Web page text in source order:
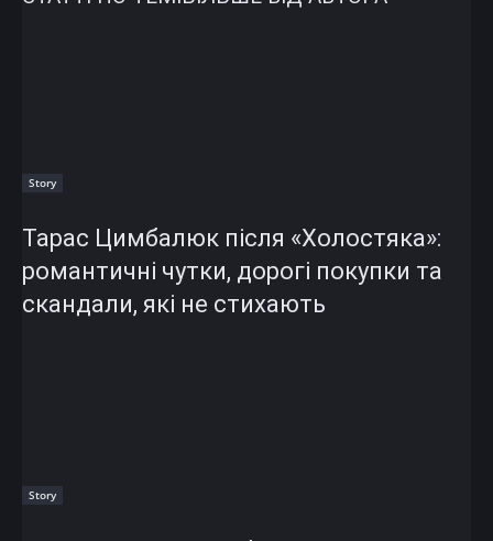
Story
Тарас Цимбалюк після «Холостяка»:
романтичні чутки, дорогі покупки та
скандали, які не стихають
Story